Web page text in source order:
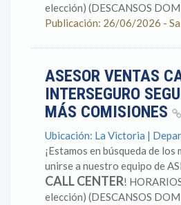
elección) (DESCANSOS
Publicación: 26/06/2026 -
ASESOR VENTAS
INTERSEGURO
MÁS COMISIONES
Ubicación: La Victoria |
¡Estamos en búsqueda de
unirse a nuestro equipo de
CALL CENTER!
elección) (DESCANSOS